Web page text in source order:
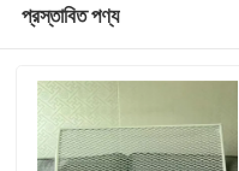
প্রস্তাবিত পণ্য